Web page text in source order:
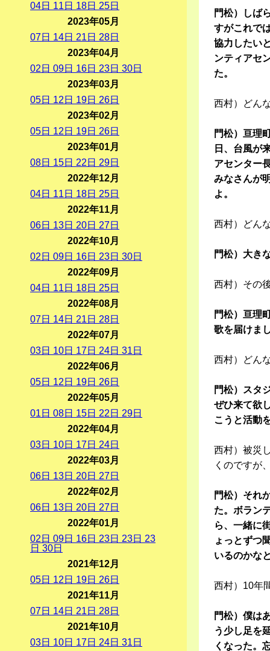
門松）しば
すがこれで
協力したい
ンティアセ
た。
西村）どん
門松）亘理
日、台風が
アセンター
みなさんが
よ。
西村）どん
門松）大き
西村）その
門松）亘理
歌を届けま
西村）どん
門松）スタ
ぜひ来て欲
こうと活動
西村）被災
くのですが
門松）それ
た。ボラン
ら、一緒に
ょっとずつ
いるのかな
西村）10年
門松）僕は
う少し足を
くなった。
04日 11 日 18日 25日
2023年05月
07日 14日 21 日 28日
2023年04月
02 日 09日 16日 23日 30日
2023年03月
05日 12 日 19日 26日
2023年02月
05日 12 日 19日 26日
2023年01月
08日 15日 22 日 29日
2022年12月
04日 11 日 18日 25日
2022年11月
06日 13日 20日 27日
2022年10月
02 日 09日 16日 23日 30日
2022年09月
04日 11 日 18日 25日
2022年08月
07日 14日 21 日 28日
2022年07月
03日 10日 17日 24日 31 日
2022年06月
05日 12 日 19日 26日
2022年05月
01 日 08日 15日 22 日 29日
2022年04月
03日 10日 17日 24日
2022年03月
06日 13日 20日 27日
2022年02月
06日 13日 20日 27日
2022年01月
02 日 09日 16日 23日 23日 23
日 30日
2021年12月
05日 12 日 19日 26日
2021年11月
07日 14日 21 日 28日
2021年10月
03日 10日 17日 24日 31 日